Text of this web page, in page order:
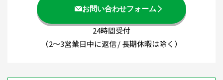
お問い合わせフォーム
24時間受付
（2～3営業日中に返信 / 長期休暇は除く）